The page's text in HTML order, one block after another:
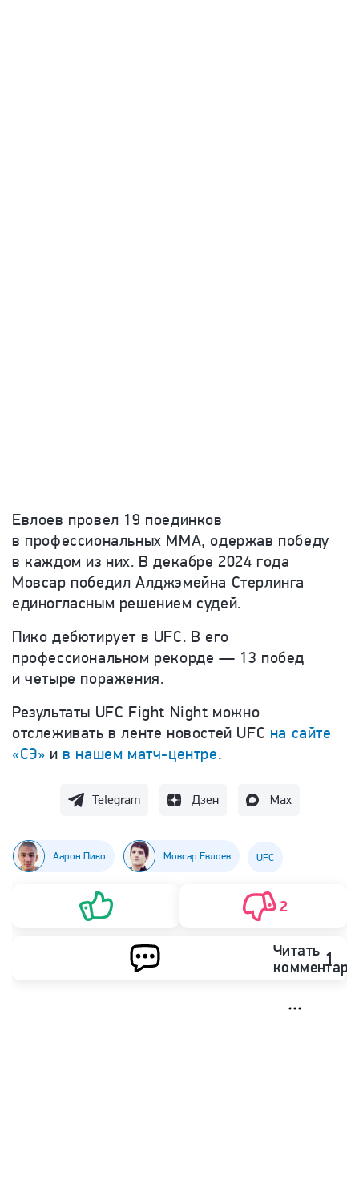
Евлоев провел 19 поединков
в профессиональных ММА, одержав победу
в каждом из них. В декабре 2024 года
Мовсар победил Алджэмейна Стерлинга
единогласным решением судей.
Пико дебютирует в UFC. В его
профессиональном рекорде — 13 побед
и четыре поражения.
Результаты UFC Fight Night можно
отслеживать в ленте новостей UFC на сайте
«СЭ» ив нашем матч-центре.
Telegram Дзен Max
Аарон Пико Мовсар Евлоев UFC
2
Читать 1